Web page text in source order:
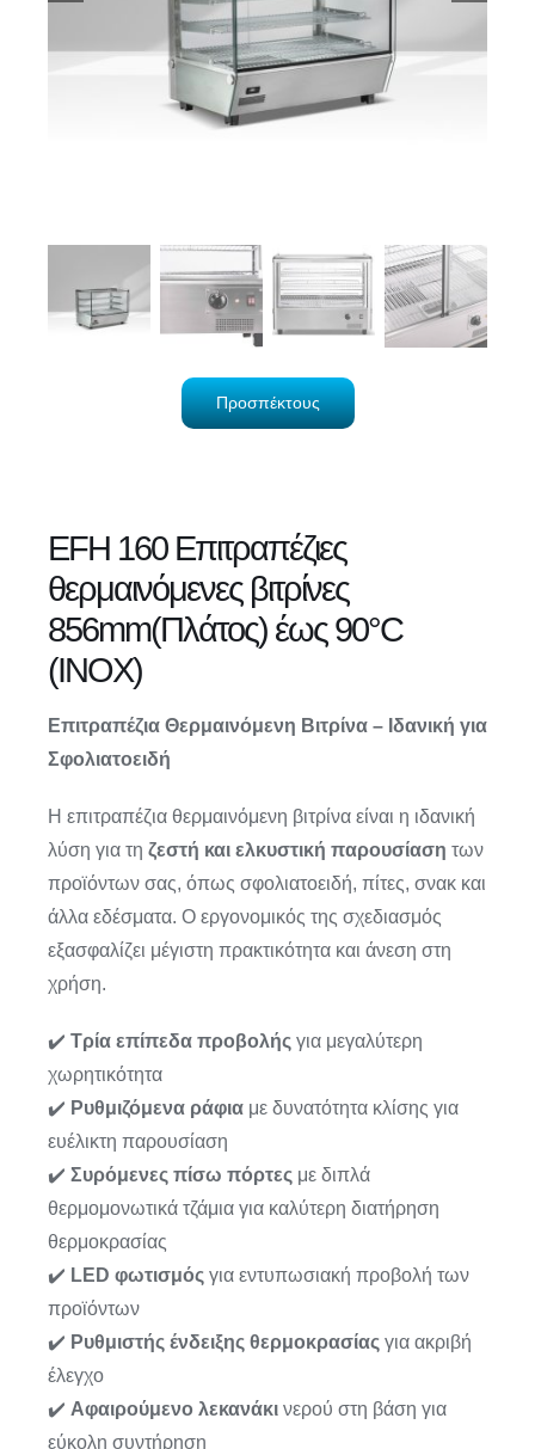
Προσπέκτους
EFH 160 Επιτραπέζιες
θερμαινόμενες βιτρίνες
856mm(Πλάτος) έως 90°C
(ΙΝΟΧ)
Επιτραπέζια Θερμαινόμενη Βιτρίνα – Ιδανική για
Σφολιατοειδή
Η επιτραπέζια θερμαινόμενη βιτρίνα είναι η ιδανική
λύση για τη ζεστή και ελκυστική παρουσίαση των
προϊόντων σας, όπως σφολιατοειδή, πίτες, σνακ και
άλλα εδέσματα. Ο εργονομικός της σχεδιασμός
εξασφαλίζει μέγιστη πρακτικότητα και άνεση στη
χρήση.
✔️ Τρία επίπεδα προβολής για μεγαλύτερη
χωρητικότητα
✔️ Ρυθμιζόμενα ράφιαμε δυνατότητα κλίσης για
ευέλικτη παρουσίαση
✔️ Συρόμενες πίσω πόρτες με διπλά
θερμομονωτικά τζάμια για καλύτερη διατήρηση
θερμοκρασίας
✔️ LED φωτισμός για εντυπωσιακή προβολή των
προϊόντων
✔️ Ρυθμιστής ένδειξης θερμοκρασίας για ακριβή
έλεγχο
✔️ Αφαιρούμενο λεκανάκινερού στη βάση για
εύκολη συντήρηση